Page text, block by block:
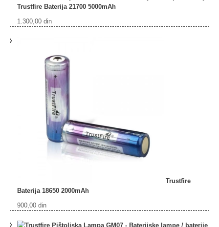
Trustfire Baterija 21700 5000mAh
1.300,00 din
Trustfire
Baterija 18650 2000mAh
900,00 din